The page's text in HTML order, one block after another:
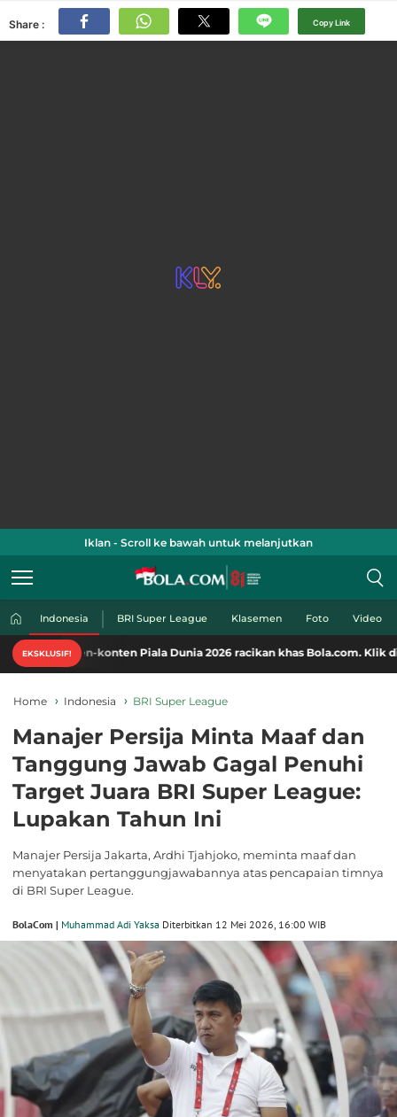
Share : Copy Link
Iklan - Scroll ke bawah untuk melanjutkan
Indonesia BRI Super League Klasemen Foto Video
EKSKLUSIF!
konten Piala Dunia 2026 racikan khas Bola.com. Klik di sini!
Home Indonesia BRI Super League
Manajer Persija Minta Maaf dan
Tanggung Jawab Gagal Penuhi
Target Juara BRI Super League:
Lupakan Tahun Ini
Manajer Persija Jakarta, Ardhi Tjahjoko, meminta maaf dan
menyatakan pertanggungjawabannya atas pencapaian timnya
di BRI Super League.
BolaCom | Muhammad Adi Yaksa Diterbitkan 12 Mei 2026, 16:00 WIB